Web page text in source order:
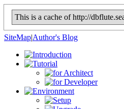
This is a cache of http://
SiteMap|Author's Blog